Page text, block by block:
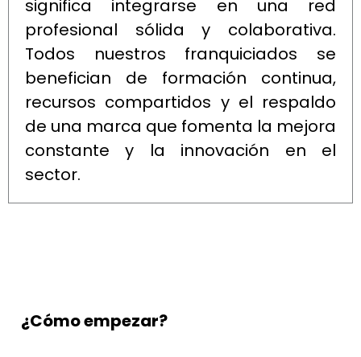
significa integrarse en una red
profesional sólida y colaborativa.
Todos nuestros franquiciados se
benefician de formación continua,
recursos compartidos y el respaldo
de una marca que fomenta la mejora
constante y la innovación en el
sector.
¿Cómo empezar?